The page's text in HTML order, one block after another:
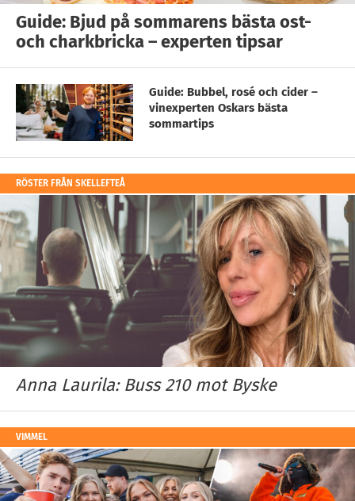
Guide: Bjud på sommarens bästa ost-
och charkbricka – experten tipsar
Guide: Bubbel, rosé och cider –
vinexperten Oskars bästa
sommartips
RÖSTER FRÅN SKELLEFTEÅ
Anna Laurila: Buss 210 mot Byske
VIMMEL